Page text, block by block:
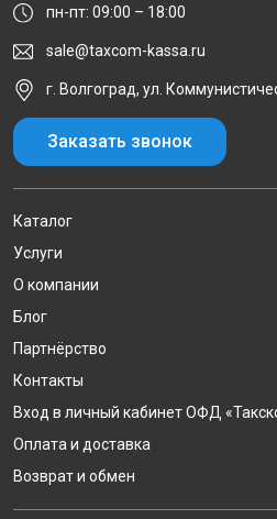
пн-пт: 09:00 – 18:00
sale@taxcom-kassa.ru
г. Волгоград, ул.
Заказать звонок
Каталог
Услуги
О компании
Блог
Партнёрство
Контакты
Вход в личный кабинет ОФД
Оплата и доставка
Возврат и обмен